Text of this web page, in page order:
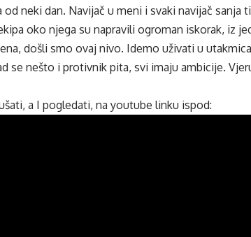
neki dan. Navijač u meni i svaki navijač sanja
oko njega su napravili ogroman iskorak, iz
došli smo ovaj nivo. Idemo uživati u
se nešto i protivnik pita, svi imaju ambicije.
a I pogledati, na youtube linku ispod: